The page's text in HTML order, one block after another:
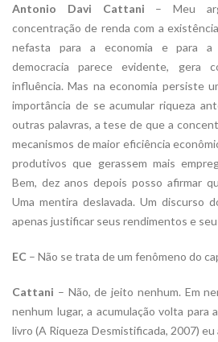
Antonio Davi Cattani – Meu
concentração de renda com a
nefasta para a economia e para a
democracia parece evidente, gera
influência. Mas na economia persiste
importância de se acumular riqueza
outras palavras, a tese de que a
mecanismos de maior eficiência
produtivos que gerassem mais
Bem, dez anos depois posso afirmar
Uma mentira deslavada. Um discurso
apenas justificar seus rendimentos e
EC – Não se trata de um fenômeno do
Cattani – Não, de jeito nenhum. Em
nenhum lugar, a acumulação volta para
livro (A Riqueza Desmistificada, 2007)